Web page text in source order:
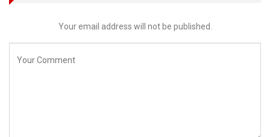
Your email address will not be published.